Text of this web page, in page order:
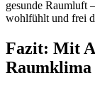
gesunde Raumluft
wohlfühlt und frei
Fazit: Mit